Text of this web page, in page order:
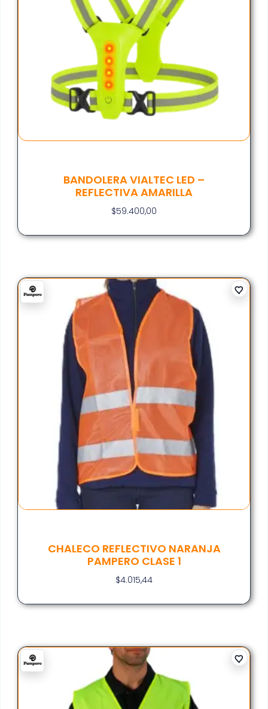
BANDOLERA VIALTEC LED –
REFLECTIVA AMARILLA
$59.400,00
CHALECO REFLECTIVO NARANJA
PAMPERO CLASE 1
$4.015,44